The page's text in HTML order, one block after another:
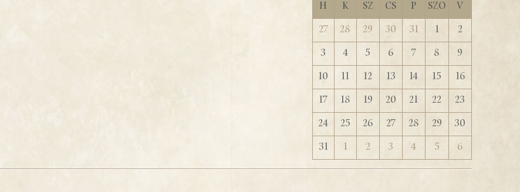
H K Sz Cs P Szo
V
27
28 29 30 31 1
2
3
4 5 6 7 8
9
10
11 12 13 14 15
16
17
18 19 20 21 22
23
24
25 26 27 28 29
30
31
1 2 3 4 5 6